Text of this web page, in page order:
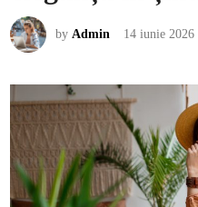
byAdmin 14 iunie 2026